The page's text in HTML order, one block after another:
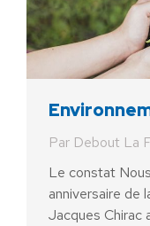
Par Debout La
Le constat
anniversaire de
Jacques Chirac